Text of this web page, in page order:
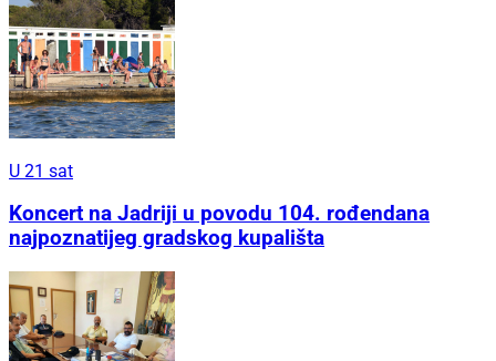
U 21 sat
Koncert na Jadriji u povodu 104. rođendana
najpoznatijeg gradskog kupališta